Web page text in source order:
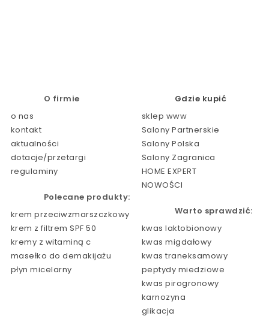
O firmie
o nas
kontakt
aktualności
dotacje/przetargi
regulaminy
Polecane produkty:
krem przeciwzmarszczkowy
krem z filtrem SPF 50
kremy z witaminą c
masełko do demakijażu
płyn micelarny
Gdzie kupić
sklep www
Salony Partnerskie
Salony Polska
Salony Zagranica
HOME EXPERT
NOWOŚCI
Warto sprawdzić:
kwas laktobionowy
kwas migdałowy
kwas traneksamowy
peptydy miedziowe
kwas pirogronowy
karnozyna
glikacja